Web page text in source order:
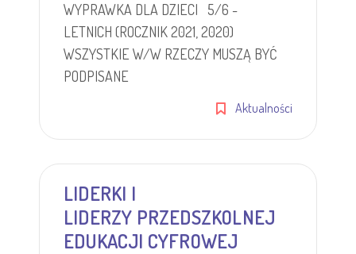
WYPRAWKA DLA DZIECI 5/6 -
LETNICH (ROCZNIK 2021, 2020)
WSZYSTKIE W/W RZECZY MUSZĄ BYĆ
PODPISANE
Aktualności
LIDERKI I
LIDERZY PRZEDSZKOLNEJ
EDUKACJI CYFROWEJ